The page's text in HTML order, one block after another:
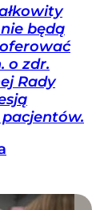
będą
o zdr.
Rady